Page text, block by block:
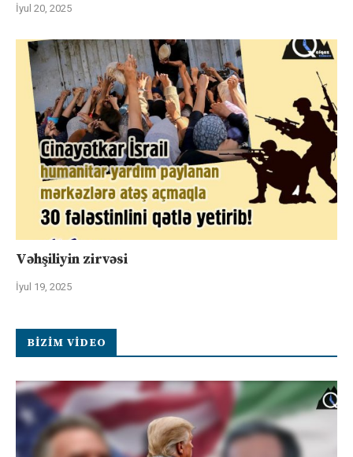
İyul 20, 2025
Vəhşiliyin zirvəsi
İyul 19, 2025
BIZIM VIDEO